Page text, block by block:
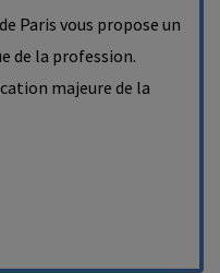
Paris vous propose un
de la profession.
majeure de la